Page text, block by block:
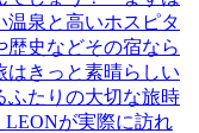
泉と高いホスピタ
歴史などその宿なら
はきっと素晴らしい
ふたりの大切な旅時
LEONが実際に訪れ